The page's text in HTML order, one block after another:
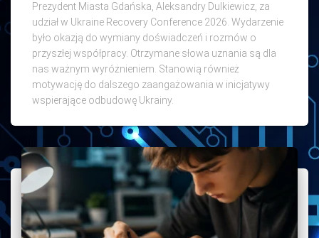
Prezydent Miasta Gdańska, Aleksandry Dulkiewicz, za
udział w Ukraine Recovery Conference 2026. Wydarzenie
było okazją do wymiany doświadczeń i rozmów o
przyszłej współpracy. Otrzymane słowa uznania są dla
nas ważnym wyróżnieniem. Stanowią również
motywację do dalszego zaangażowania w inicjatywy
wspierające odbudowę Ukrainy.